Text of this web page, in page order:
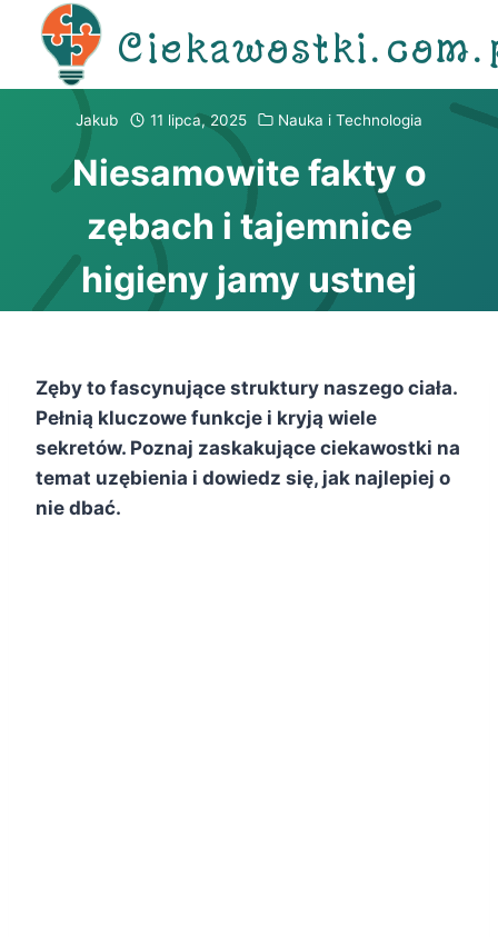
Przejdź
Jakub 11 lipca, 2025 Nauka i Technologia
Niesamowite fakty o
zębach i tajemnice
higieny jamy ustnej
Zęby to fascynujące struktury naszego ciała.
Pełnią kluczowe funkcje i kryją wiele
sekretów. Poznaj zaskakujące ciekawostki na
temat uzębienia i dowiedz się, jak najlepiej o
nie dbać.